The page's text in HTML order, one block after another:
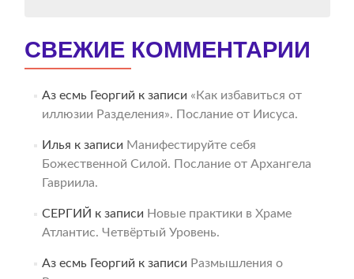
СВЕЖИЕ КОММЕНТАРИИ
Аз есмь Георгий к записи «Как избавиться от
иллюзии Разделения». Послание от Иисуса.
Илья к записи Манифестируйте себя
Божественной Силой. Послание от Архангела
Гавриила.
СЕРГИЙ к записи Новые практики в Храме
Атлантис. Четвёртый Уровень.
Аз есмь Георгий к записи Размышления о